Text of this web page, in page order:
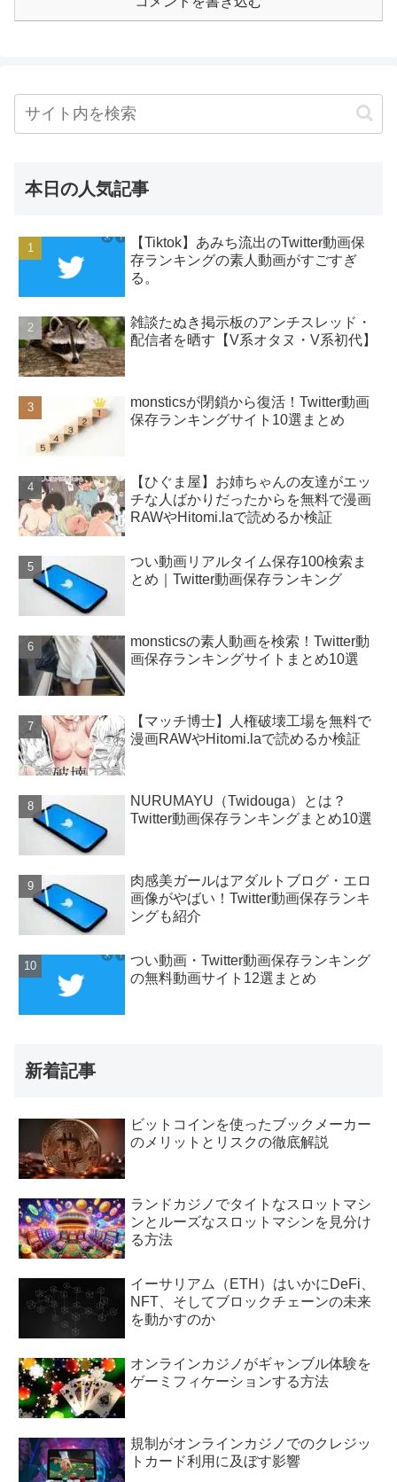
本日の人気記事
【Tiktok】あみち流出のTwitter動画保
存ランキングの素人動画がすごすぎ
る。
雑談たぬき掲示板のアンチスレッド・
配信者を晒す【V系オタヌ・V系初代】
monsticsが閉鎖から復活！Twitter動画
保存ランキングサイト10選まとめ
【ひぐま屋】お姉ちゃんの友達がエッ
チな人ばかりだったからを無料で漫画
RAWやHitomi.laで読めるか検証
つい動画リアルタイム保存100検索ま
とめ｜Twitter動画保存ランキング
monsticsの素人動画を検索！Twitter動
画保存ランキングサイトまとめ10選
【マッチ博士】人権破壊工場を無料で
漫画RAWやHitomi.laで読めるか検証
NURUMAYU（Twidouga）とは？
Twitter動画保存ランキングまとめ10選
肉感美ガールはアダルトブログ・エロ
画像がやばい！Twitter動画保存ランキ
ングも紹介
つい動画・Twitter動画保存ランキング
の無料動画サイト12選まとめ
新着記事
ビットコインを使ったブックメーカー
のメリットとリスクの徹底解説
ランドカジノでタイトなスロットマシ
ンとルーズなスロットマシンを見分け
る方法
イーサリアム（ETH）はいかにDeFi、
NFT、そしてブロックチェーンの未来
を動かすのか
オンラインカジノがギャンブル体験を
ゲーミフィケーションする方法
規制がオンラインカジノでのクレジッ
トカード利用に及ぼす影響